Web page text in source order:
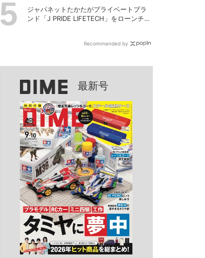
ジャパネットたかたがプライベートブラ
ンド「J PRIDE LIFETECH」をローンチ、
Recommended by
最新号